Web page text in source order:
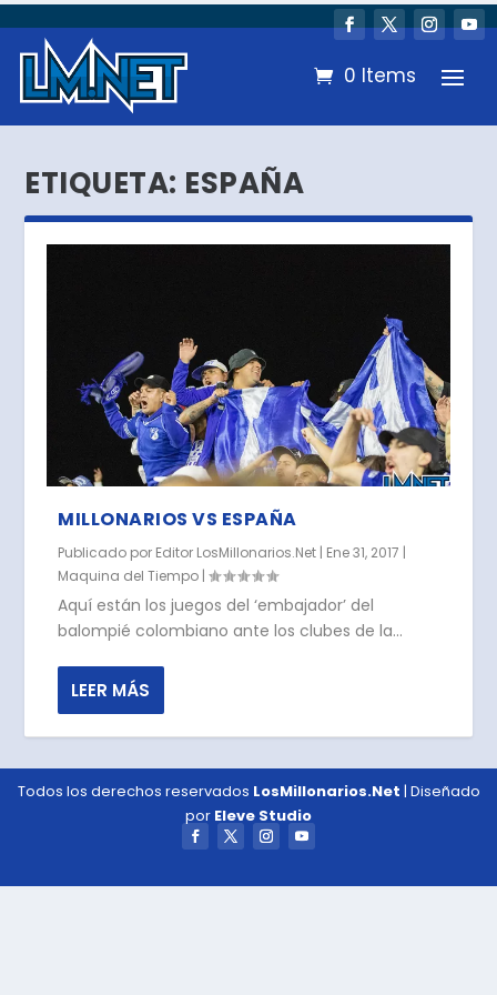
0 Items
ETIQUETA: ESPAÑA
MILLONARIOS VS ESPAÑA
Publicado por Editor LosMillonarios.Net | Ene 31, 2017 |
Maquina del Tiempo |
Aquí están los juegos del ‘embajador’ del
balompié colombiano ante los clubes de la...
LEER MÁS
Todos los derechos reservados LosMillonarios.Net | Diseñado
por Eleve Studio